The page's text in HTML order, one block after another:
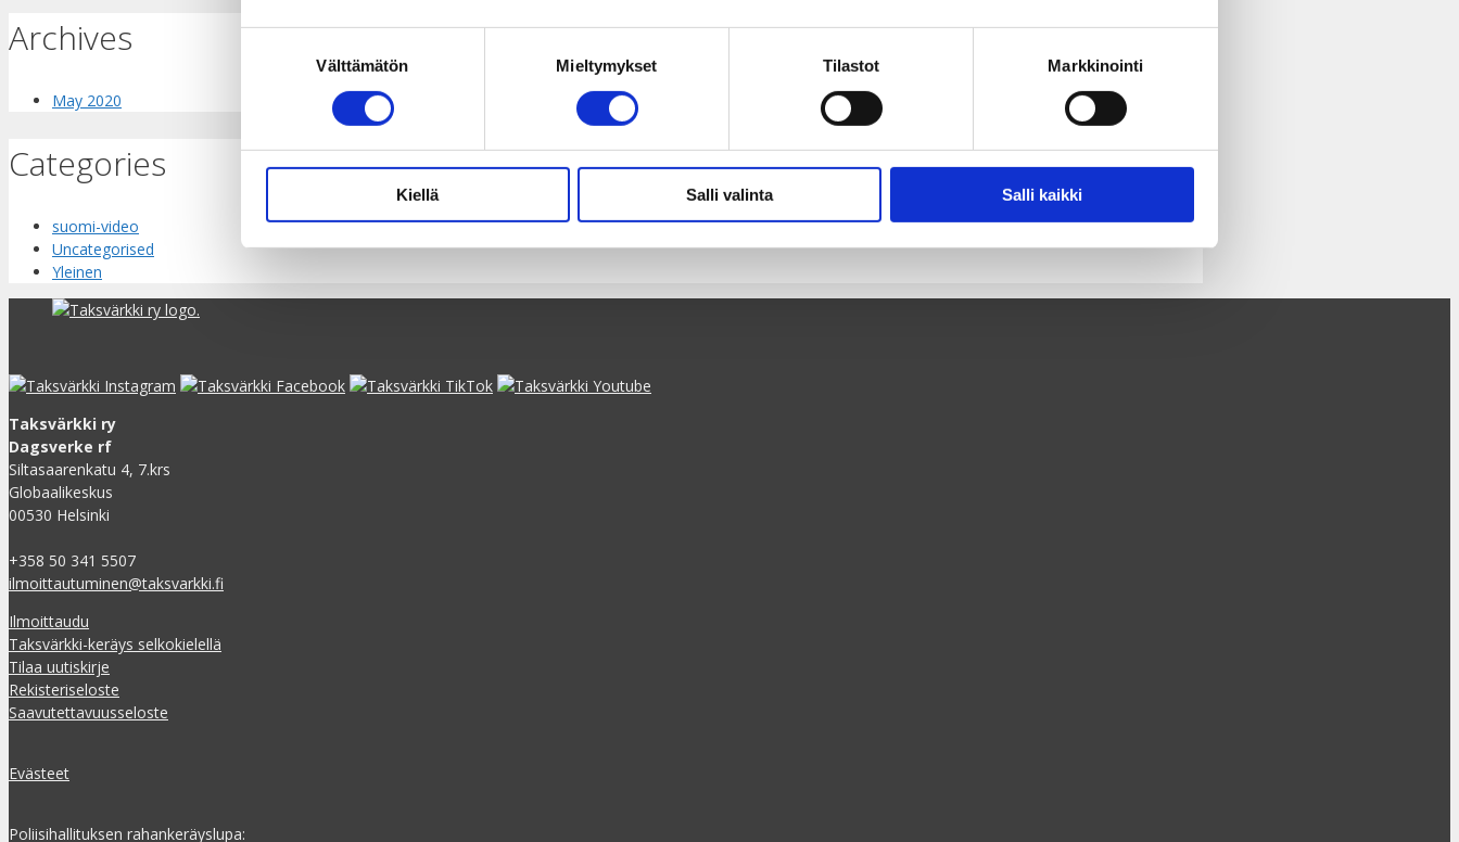
Välttämätön Mieltymykset Tilastot Markkinointi
Kiellä Salli valinta Salli kaikki
Archives
May 2020
Categories
suomi-video
Uncategorised
Yleinen
Taksvärkki ry
Dagsverke rf
Siltasaarenkatu 4, 7.krs
Globaalikeskus
00530 Helsinki
+358 50 341 5507
ilmoittautuminen@taksvarkki.fi
Ilmoittaudu
Taksvärkki-keräys selkokielellä
Tilaa uutiskirje
Rekisteriseloste
Saavutettavuusseloste
Evästeet
Poliisihallituksen rahankeräyslupa: